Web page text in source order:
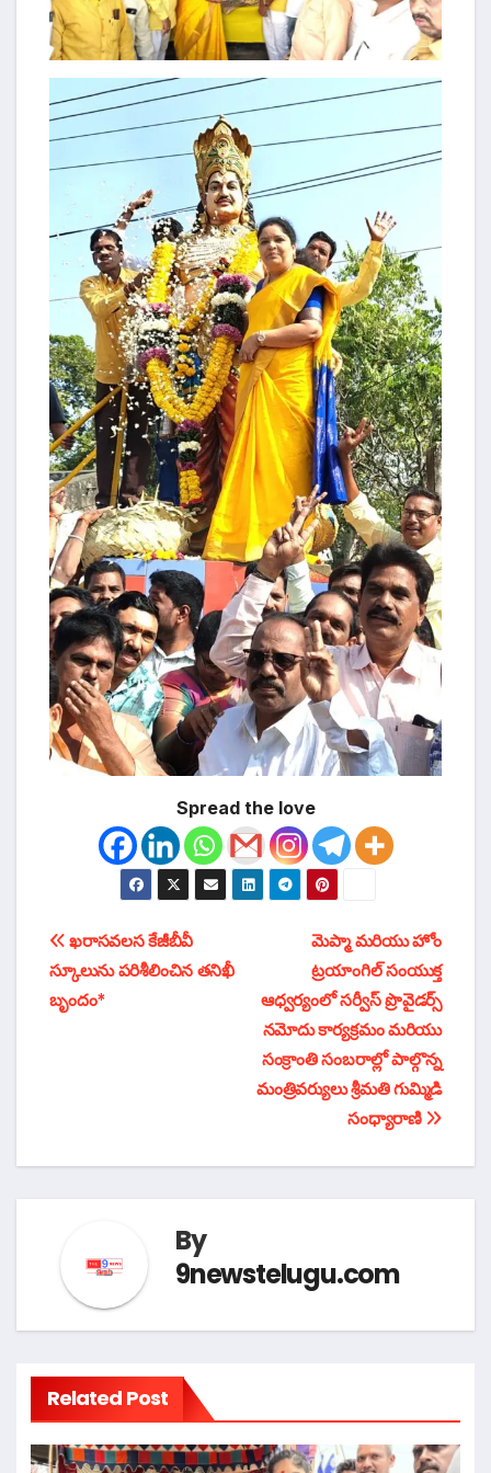
Spread the love
టపా
నావిగేషన్
మెప్మా మరియు హోం
ట్రయాంగిల్ సంయుక్త
ఆధ్వర్యంలో సర్వీస్ ప్రొవైడర్స్
నమోదు కార్యక్రమం మరియు
సంక్రాంతి సంబరాల్లో పాల్గొన్న
మంత్రివర్యులు శ్రీమతి గుమ్మిడి
సంధ్యారాణి
ఖరాసవలస కేజీబీవీ
స్కూలును పరిశీలించిన తనిఖీ
బృందం*
By
9newstelugu.com
Related Post